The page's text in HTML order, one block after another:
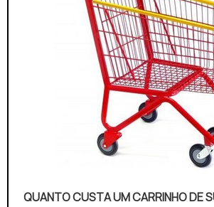
QUANTO CUSTA UM CARRINHO DE